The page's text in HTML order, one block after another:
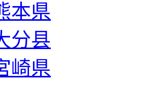
本県
分县
崎県